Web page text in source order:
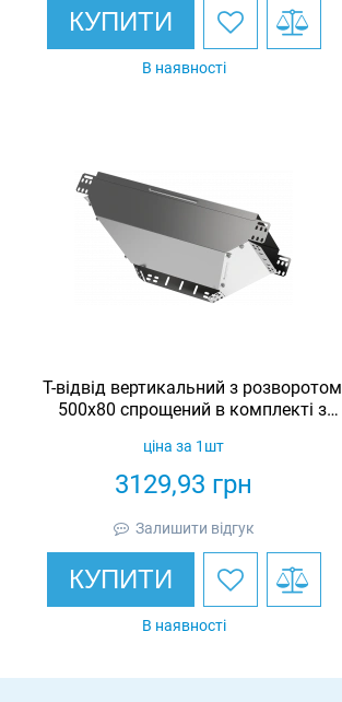
КУПИТИ
В наявності
Т-відвід вертикальний з розворотом
500х80 спрощений в комплекті з
3129,93 грн
ціна за 1шт
Залишити відгук
КУПИТИ
В наявності